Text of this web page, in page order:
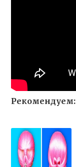
Рекомендуем: